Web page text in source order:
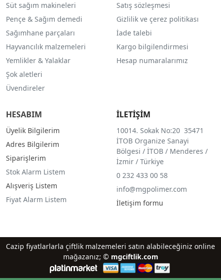
Süt sağım makineleri
Pençe & Sağım demedi
Sağımhane parçaları
Hayvancılık malzemeleri
Yemlikler & Yalaklar
Şok aletleri
Üvendireler
Satış sözleşmesi
Gizlilik ve çerez politikası
İade talebi
Kargo bilgilendirmesi
Hesap numaralarımız
HESABIM
Üyelik Bilgilerim
Adres Bilgilerim
Siparişlerim
Stok Alarm Listem
Alışveriş Listem
Fiyat Alarm Listem
İLETİŞİM
10014. Sokak No:20 35471
İTOB Organize Sanayi
Bölgesi / İTOB / Menderes /
İzmir / Türkiye
0 232 433 00 58
info@mgpolimer.com
İletişim formu
Cazip fiyatlarlarla çiftlik malzemeleri satın alabileceğiniz online
mağazanız; © mgciftlik.com